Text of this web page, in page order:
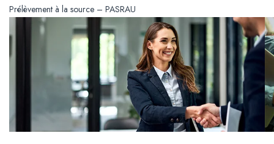
Prélèvement à la source – PASRAU